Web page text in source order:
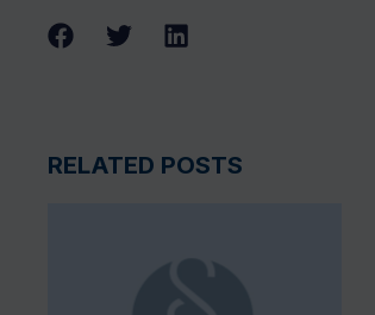
RELATED POSTS